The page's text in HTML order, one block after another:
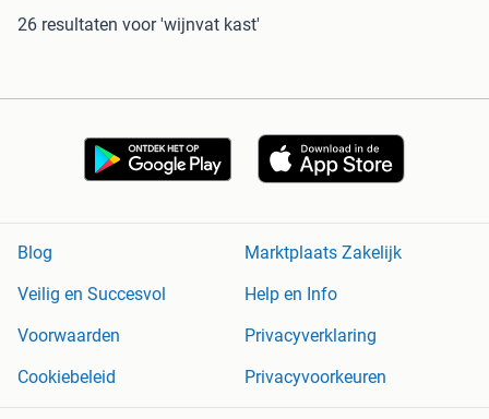
26 resultaten voor 'wijnvat kast'
Blog
Marktplaats Zakelijk
Veilig en Succesvol
Help en Info
Voorwaarden
Privacyverklaring
Cookiebeleid
Privacyvoorkeuren